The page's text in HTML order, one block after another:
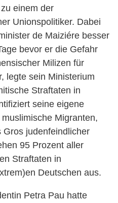
einem der
Unionspolitiker. Dabei
de Maiziére besser
bevor er die Gefahr
Milizen für
legte sein Ministerium
Straftaten in
seine eigene
Migranten,
Gros judenfeindlicher
95 Prozent aller
Straftaten in
Deutschen aus.
Petra Pau hatte